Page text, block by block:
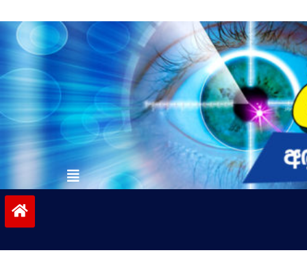
to
contentvinivida.lk